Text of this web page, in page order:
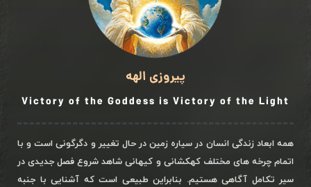
پیروزی الهه
Victory of the Goddess is Victory of the Light
همه ابعاد زندگی انسان در سیاره زمین در حال تغییر و دگرگونی است و با
اتمام چرخه های مختلف کهکشانی و کیهانی شاهد شروع فصل جدیدی در
سیر تکامل آگاهی هستیم. بنابراین طبیعی است که آشنایی با جنبه